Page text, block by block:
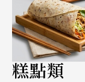
糕點類